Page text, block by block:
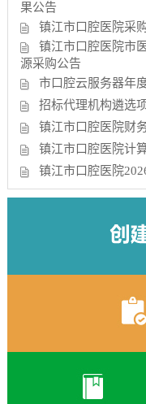
果公告
镇江市口腔医院采
镇江市口腔医院市
源采购公告
市口腔云服务器年
招标代理机构遴选
镇江市口腔医院财
镇江市口腔医院计
镇江市口腔医院